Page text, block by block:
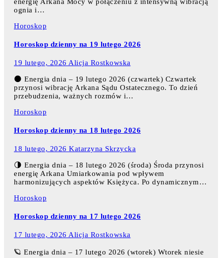
ognia i…
Horoskop
Horoskop dzienny na 19 lutego 2026
19 lutego, 2026 Alicja Rostkowska
🌑 Energia dnia – 19 lutego 2026 (czwartek) Czwartek
przynosi wibrację Arkana Sądu Ostatecznego. To dzień
przebudzenia, ważnych rozmów i…
Horoskop
Horoskop dzienny na 18 lutego 2026
18 lutego, 2026 Katarzyna Skrzycka
🌗 Energia dnia – 18 lutego 2026 (środa) Środa przynosi
energię Arkana Umiarkowania pod wpływem
harmonizujących aspektów Księżyca. Po dynamicznym…
Horoskop
Horoskop dzienny na 17 lutego 2026
17 lutego, 2026 Alicja Rostkowska
🪐 Energia dnia – 17 lutego 2026 (wtorek) Wtorek niesie